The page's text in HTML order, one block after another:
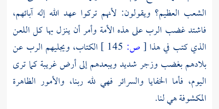
الشعب العظيم؟ ويقولون: لأنهم تركوا عهد الله إله آبائهم،
فاشتد غضب الرب على هذه الأمة وأمر أن ينزل بها كل اللعن
الذي كتب في هذا [ص:
الكتاب، ويجليهم الرب عن
بلادهم بغضب وزجر شديد ويبعدهم إلى أرض غريبة كما ترى
اليوم، فأما الخفايا والسرائر فهي لله ربنا، والأمور الظاهرة
المكشوفة هي لنا.